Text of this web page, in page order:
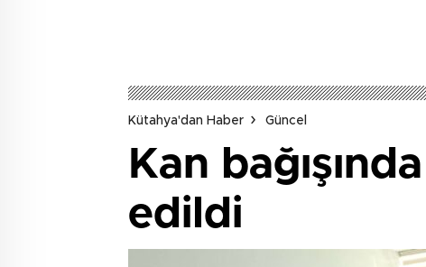
Kütahya'dan Haber Güncel
Kan
edildi